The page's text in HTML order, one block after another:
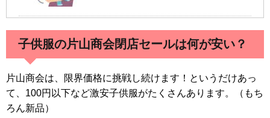
とめ
子供服の片山商会閉店セールは何が安い？
片山商会は、限界価格に挑戦し続けます！というだけあっ
て、100円以下など激安子供服がたくさんあります。（もち
ろん新品）